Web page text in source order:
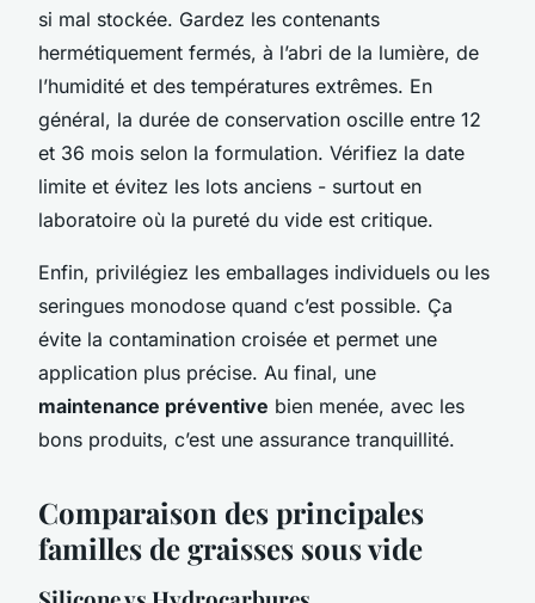
si mal stockée. Gardez les contenants
hermétiquement fermés, à l’abri de la lumière, de
l’humidité et des températures extrêmes. En
général, la durée de conservation oscille entre 12
et 36 mois selon la formulation. Vérifiez la date
limite et évitez les lots anciens - surtout en
laboratoire où la pureté du vide est critique.
Enfin, privilégiez les emballages individuels ou les
seringues monodose quand c’est possible. Ça
évite la contamination croisée et permet une
application plus précise. Au final, une
maintenance préventive bien menée, avec les
bons produits, c’est une assurance tranquillité.
Comparaison des principales
familles de graisses sous vide